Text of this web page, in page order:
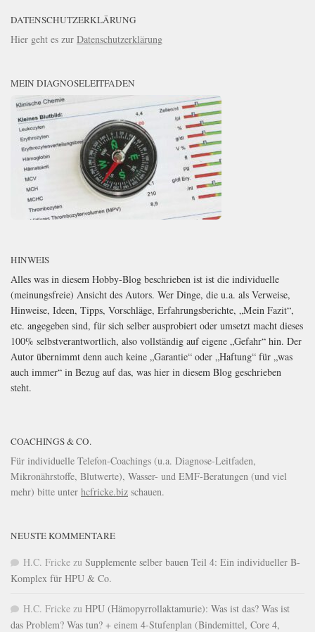
DATENSCHUTZERKLÄRUNG
Hier geht es zur Datenschutzerklärung
MEIN DIAGNOSELEITFADEN
HINWEIS
Alles was in diesem Hobby-Blog beschrieben ist ist die individuelle
(meinungsfreie) Ansicht des Autors. Wer Dinge, die u.a. als Verweise,
Hinweise, Ideen, Tipps, Vorschläge, Erfahrungsberichte, „Mein Fazit“,
etc. angegeben sind, für sich selber ausprobiert oder umsetzt macht dieses
100% selbstverantwortlich, also vollständig auf eigene „Gefahr“ hin. Der
Autor übernimmt denn auch keine „Garantie“ oder „Haftung“ für „was
auch immer“ in Bezug auf das, was hier in diesem Blog geschrieben
steht.
COACHINGS & CO.
Für individuelle Telefon-Coachings (u.a. Diagnose-Leitfaden,
Mikronährstoffe, Blutwerte), Wasser- und EMF-Beratungen (und viel
mehr) bitte unter hcfricke.biz schauen.
NEUSTE KOMMENTARE
H.C. Fricke zu Supplemente selber bauen Teil 4: Ein individueller B-
Komplex für HPU & Co.
H.C. Fricke zu HPU (Hämopyrrollaktamurie): Was ist das? Was ist
das Problem? Was tun? + einem 4-Stufenplan (Bindemittel, Core 4,